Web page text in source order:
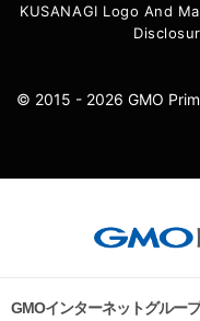
KUSANAGI Logo And
© 2015 - 2026 GMO
GMOインターネットグルー